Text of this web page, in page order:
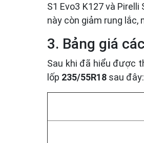
S1 Evo3 K127 và
này còn giảm rung
3. Bảng giá
Sau khi đã hiểu được
lốp 235/55R18 sau đây: